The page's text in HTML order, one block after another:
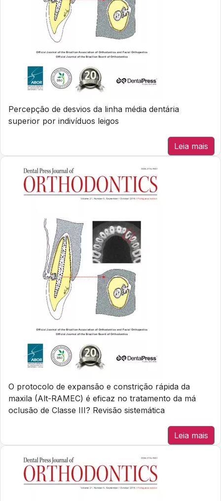
Percepção de desvios da linha média dentária
superior por indivíduos leigos
Leia mais
O protocolo de expansão e constrição rápida da
maxila (Alt-RAMEC) é eficaz no tratamento da má
oclusão de Classe III? Revisão sistemática
Leia mais